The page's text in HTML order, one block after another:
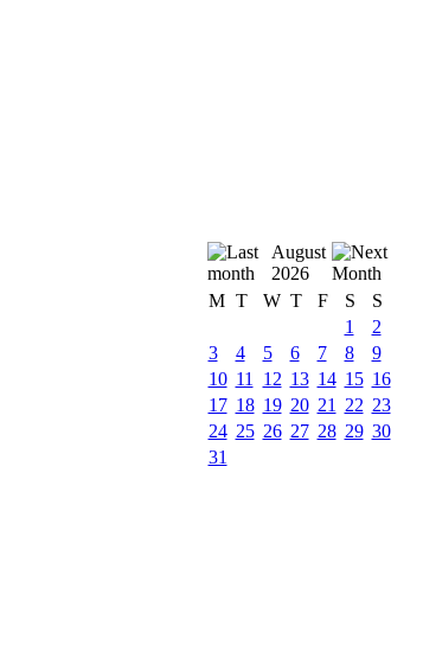
August
2026
M T W T F S
S
1
2
3
4 5 6 7 8
9
10 11 12 13 14 15 16
17 18 19 20 21 22 23
24 25 26 27 28 29 30
31